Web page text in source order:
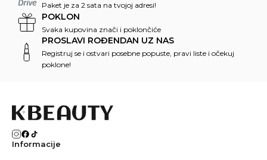
Paket je za 2 sata na tvojoj adresi!
POKLON
Svaka kupovina znači i poklončiće
PROSLAVI ROĐENDAN UZ NAS
Registruj se i ostvari posebne popuste, pravi liste i očekuj
poklone!
Informacije